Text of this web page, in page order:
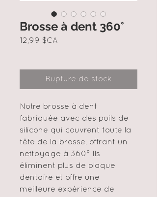
Brosse à dent 360°
12,99 $CA
Rupture de stock
Notre brosse à dent
fabriquée avec des poils de
silicone qui couvrent toute la
tête de la brosse, offrant un
nettoyage à 360° Ils
éliminent plus de plaque
dentaire et offre une
meilleure expérience de